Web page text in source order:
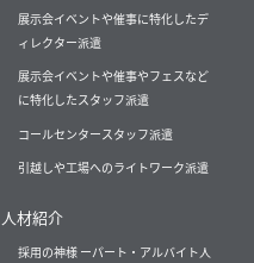
展示会イベントや催事に特化したデ
ィレクター派遣
展示会イベントや催事やフェスなど
に特化したスタッフ派遣
コールセンタースタッフ派遣
引越しや工場へのライトワーク派遣
人材紹介
採用の神様 ーパート・アルバイト人